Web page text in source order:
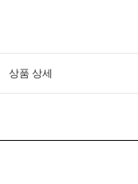
상품 상세